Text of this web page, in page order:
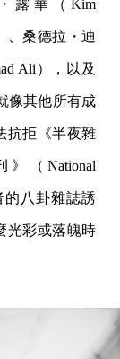
露華（Kim
、桑德拉・迪
Ali），以及
像其他所有成
抗拒《半夜雜
（National
的八卦雜誌誘
光彩或落魄時